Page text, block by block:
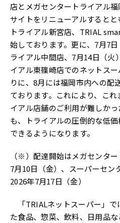
店とメガセンタートライアル
サイトをリニューアルすると
トライアル新宮店、TRIAL
始しております。更に、7月7
ライアル中間店、7月14日（火
イアル東篠崎店でのネットス
りに、8月には福岡市内への配
ております。これにより、こ
イアル店舗のご利用が難しか
も、トライアルの圧倒的な低
できるようになります。
（※）配達開始はメガセンタ
7月10日（金）、スーパーセン
2026年7月17日（金）
「TRIALネットスーパー」で
た食品、惣菜、飲料、日用品